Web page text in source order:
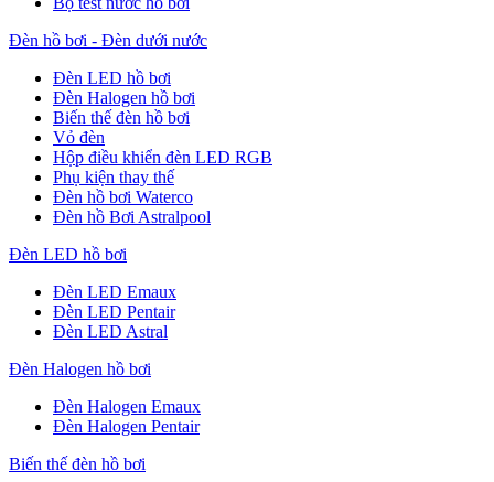
Đèn hồ bơi - Đèn dưới nước
Đèn LED hồ bơi
Đèn Halogen hồ bơi
Biến thế đèn hồ bơi
Vỏ đèn
Hộp điều khiển đèn LED RGB
Phụ kiện thay thế
Đèn hồ bơi Waterco
Đèn hồ Bơi Astralpool
Đèn LED hồ bơi
Đèn LED Emaux
Đèn LED Pentair
Đèn LED Astral
Đèn Halogen hồ bơi
Đèn Halogen Emaux
Đèn Halogen Pentair
Biến thế đèn hồ bơi